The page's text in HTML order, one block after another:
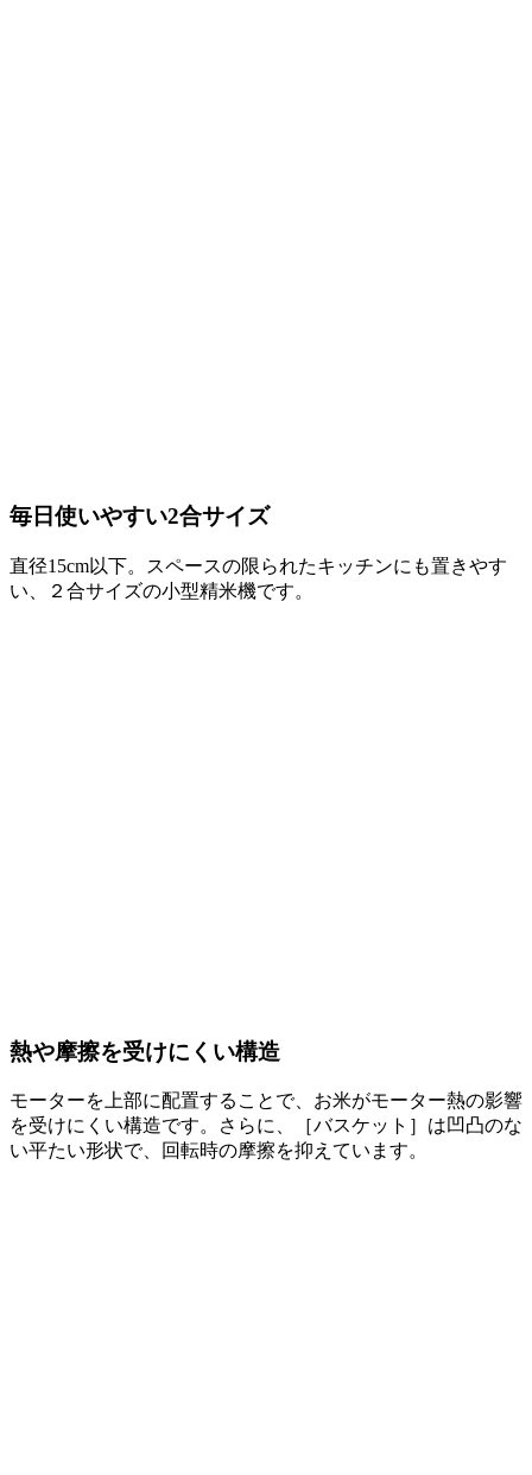
毎日使いやすい2合サイズ
直径15cm以下。スペースの限られたキッチンにも置きやす
い、２合サイズの小型精米機です。
熱や摩擦を受けにくい構造
モーターを上部に配置することで、お米がモーター熱の影響
を受けにくい構造です。さらに、［バスケット］は凹凸のな
い平たい形状で、回転時の摩擦を抑えています。